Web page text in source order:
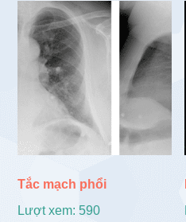
Tắc mạch phổi
Lượt xem: 590